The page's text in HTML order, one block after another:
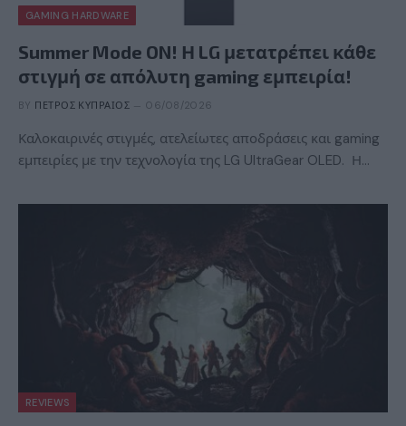
GAMING HARDWARE
Summer Mode ON! Η LG μετατρέπει κάθε
στιγμή σε απόλυτη gaming εμπειρία!
BY ΠΈΤΡΟΣ ΚΥΠΡΑΊΟΣ 06/08/2026
Καλοκαιρινές στιγμές, ατελείωτες αποδράσεις και gaming
εμπειρίες με την τεχνολογία της LG UltraGear OLED. Η…
REVIEWS